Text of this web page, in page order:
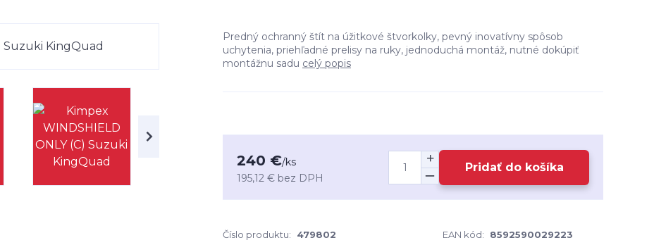
Predný ochranný štít na úžitkové štvorkolky, pevný inovatívny spôsob
uchytenia, priehľadné prelisy na ruky, jednoduchá montáž, nutné dokúpiť
montážnu sadu celý popis
240 €/ks
195,12 € bez DPH
Pridať do košíka
Číslo produktu: 479802 EAN kód:
8592590029223